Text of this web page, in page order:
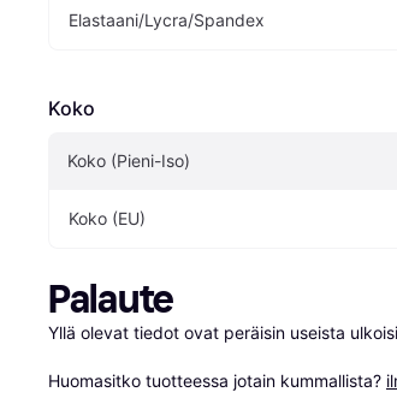
Elastaani/Lycra/Spandex
Koko
Koko (Pieni-Iso)
Koko (EU)
Palaute
Yllä olevat tiedot ovat peräisin useista
Huomasitko tuotteessa jotain kummallista?